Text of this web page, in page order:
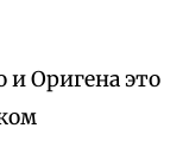
и Оригена это